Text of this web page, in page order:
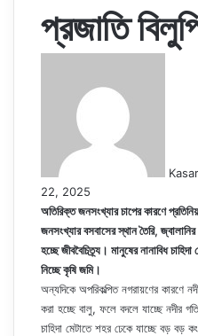
প্রজাতি
22, 2025
অতিরিক্ত জনসংখ্যার চাপের কারণে
জনসংখ্যার বসবাসের স্থান তৈরি,
হচ্ছে জীববৈচিত্র্য। মানুষের নানাবিধ
নিচ্ছে কৃষি জমি।
অন্যদিকে অপরিকল্পিত নগরায়ণের কারণে
করা হচ্ছে বালু, ফলে বদলে যাচ্ছে নদীর
চাহিদা মেটাতে শহর ঢেকে যাচ্ছে বড় বড়